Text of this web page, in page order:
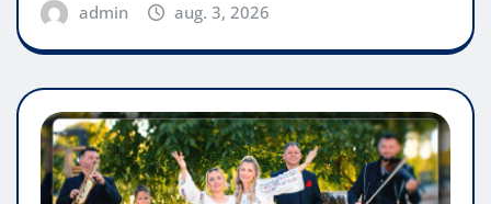
admin aug. 3, 2026